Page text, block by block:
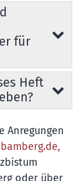
für
Heft
Anregungen
oder über